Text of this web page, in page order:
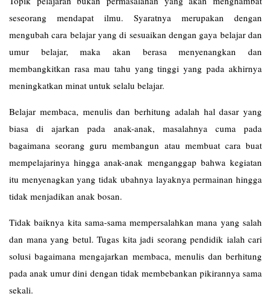
seseorang mendapat ilmu. Syaratnya merupakan dengan
mengubah cara belajar yang di sesuaikan dengan gaya belajar dan
umur belajar, maka akan berasa menyenangkan dan
membangkitkan rasa mau tahu yang tinggi yang pada akhirnya
meningkatkan minat untuk selalu belajar.
Belajar membaca, menulis dan berhitung adalah hal dasar yang
biasa di ajarkan pada anak-anak, masalahnya cuma pada
bagaimana seorang guru membangun atau membuat cara buat
mempelajarinya hingga anak-anak menganggap bahwa kegiatan
itu menyenagkan yang tidak ubahnya layaknya permainan hingga
tidak menjadikan anak bosan.
Tidak baiknya kita sama-sama mempersalahkan mana yang salah
dan mana yang betul. Tugas kita jadi seorang pendidik ialah cari
solusi bagaimana mengajarkan membaca, menulis dan berhitung
pada anak umur dini dengan tidak membebankan pikirannya sama
sekali.